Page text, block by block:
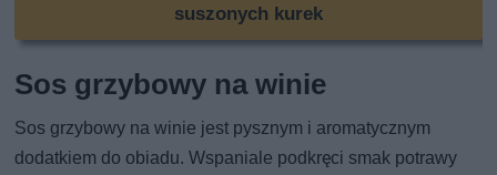
suszonych kurek
Sos grzybowy na winie
Sos grzybowy na winie jest pysznym i aromatycznym
dodatkiem do obiadu. Wspaniale podkręci smak potrawy